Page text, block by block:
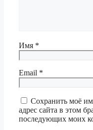
Имя *
Email *
Сохранить моё
адрес сайта в этом
последующих моих